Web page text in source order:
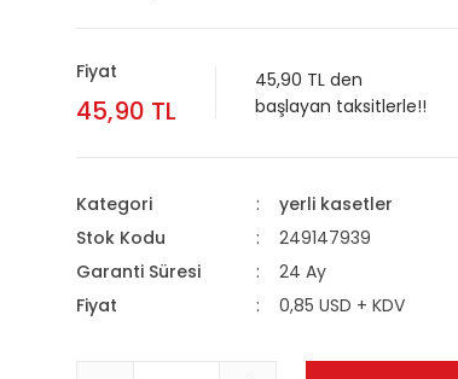
Fiyat
45,90 TL
45,90 TL den
başlayan taksitlerle!!
Kategori
yerli kasetler
Stok Kodu
249147939
Garanti Süresi
24 Ay
Fiyat
0,85 USD + KDV